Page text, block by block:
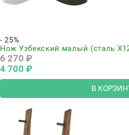
- 25%
Нож Узбекский малый (сталь
6 270 ₽
4 700 ₽
В